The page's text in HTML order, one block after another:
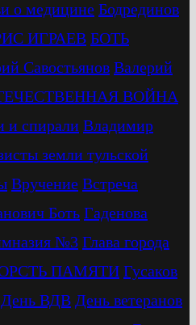
о медицине Бодрединов
ИГРАЕВ БОТЬ
Савостьянов Валерий
ВОЙНА
и спирали Владимир
земли тульской
Вручение Встреча
Боть Гаденова
№3 Глава города
ПАМЯТИ Гусаков
День ВДВ День ветеранов